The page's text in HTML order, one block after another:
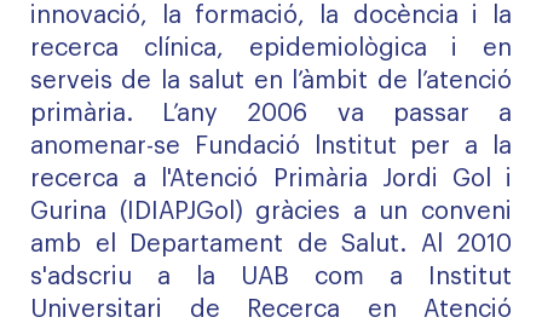
innovació, la formació, la docència i la
recerca clínica, epidemiològica i en
serveis de la salut en l’àmbit de l’atenció
primària. L’any 2006 va passar a
anomenar-se Fundació lnstitut per a la
recerca a l'Atenció Primària Jordi Gol i
Gurina (IDIAPJGol) gràcies a un conveni
amb el Departament de Salut. Al 2010
s'adscriu a la UAB com a Institut
Universitari de Recerca en Atenció